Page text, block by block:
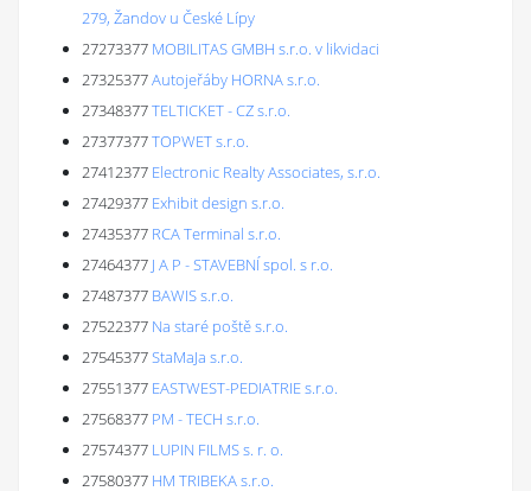
279, Žandov u České Lípy
27273377 MOBILITAS GMBH s.r.o. v likvidaci
27325377Autojeřáby HORNA s.r.o.
27348377TELTICKET - CZ s.r.o.
27377377TOPWET s.r.o.
27412377 Electronic Realty Associates, s.r.o.
27429377 Exhibit design s.r.o.
27435377 RCA Terminal s.r.o.
27464377 J A P - STAVEBNÍ spol. s r.o.
27487377 BAWIS s.r.o.
27522377 Na staré poště s.r.o.
27545377StaMaJa s.r.o.
27551377 EASTWEST-PEDIATRIE s.r.o.
27568377 PM - TECH s.r.o.
27574377 LUPIN FILMS s. r. o.
27580377 HM TRIBEKA s.r.o.